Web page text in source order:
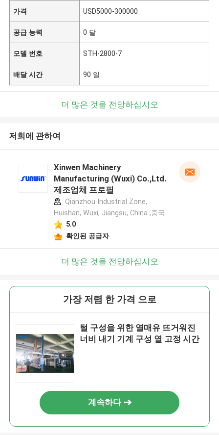
가격 USD5000-300000
공급 능력 0 달
모델 번호 STH-2800-7
배달 시간 90 일
더 많은 것을 전망하십시오
저희에 관하여
Xinwen Machinery
Manufacturing (Wuxi) Co.,Ltd.
제조업체 프로필
Qianzhou Industrial Zone,
Huishan, Wuxi, Jiangsu, China ,중국
5.0
확인된 공급자
더 많은 것을 전망하십시오
가장 저렴 한 가격 으로
털 구성을 위한 열매유 뜨거워진
너비 내기 기계 구성 열 고정 시간
계속하다